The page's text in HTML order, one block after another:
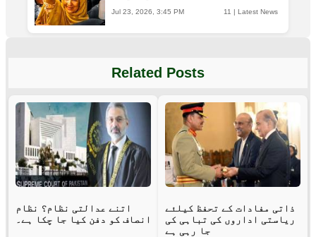
11 | Latest News
Jul 23, 2026, 3:45 PM
Related Posts
اتنے عدالتی نظام؟ نظام
انصاف کو دفن کیا جا چکا ہے۔
ذاتی مفادات کے تحفظ کیلئے
ریاستی اداروں کی تباہی کی
جا رہی ہے